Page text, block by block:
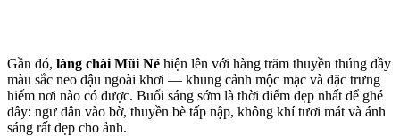
Gần đó, làng chài Mũi Né hiện lên với hàng trăm thuyền thúng đầy
màu sắc neo đậu ngoài khơi — khung cảnh mộc mạc và đặc trưng
hiếm nơi nào có được. Buổi sáng sớm là thời điểm đẹp nhất để ghé
đây: ngư dân vào bờ, thuyền bè tấp nập, không khí tươi mát và ánh
sáng rất đẹp cho ảnh.